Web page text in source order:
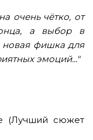
очень чётко, от
а выбор в
новая фишка для
эмоций..."
(Лучший сюжет